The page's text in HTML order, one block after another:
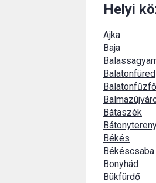
Helyi
Ajka
Baja
Balatonfüred
Balatonfűzfő
Bátaszék
Békés
Békéscsaba
Bonyhád
Bükfürdő